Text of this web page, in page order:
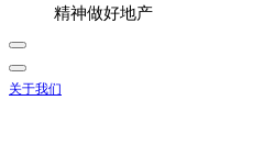
精神做好地产
关于我们